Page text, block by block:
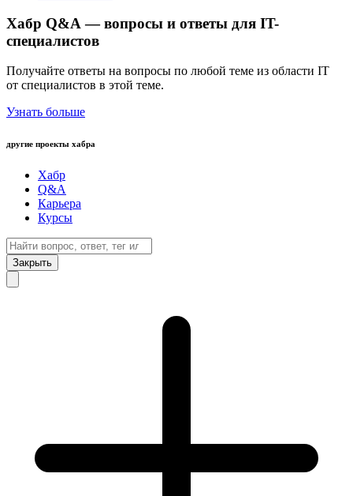
Хабр Q&A — вопросы и ответы для IT-
специалистов
Получайте ответы на вопросы по любой теме из области IT
от специалистов в этой теме.
Узнать больше
другие проекты хабра
Хабр
Q&A
Карьера
Курсы
Закрыть